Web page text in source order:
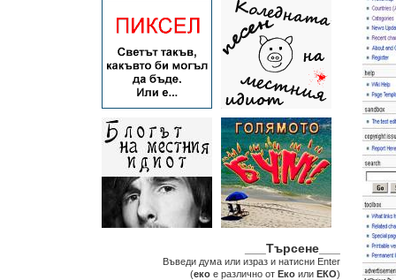
___Търсене___
Въведи дума или израз и натисни Enter
(еко е различно от Еко или ЕКО)